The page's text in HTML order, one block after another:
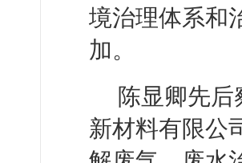
境治理体系和
加。
陈显卿先
新材料有限公